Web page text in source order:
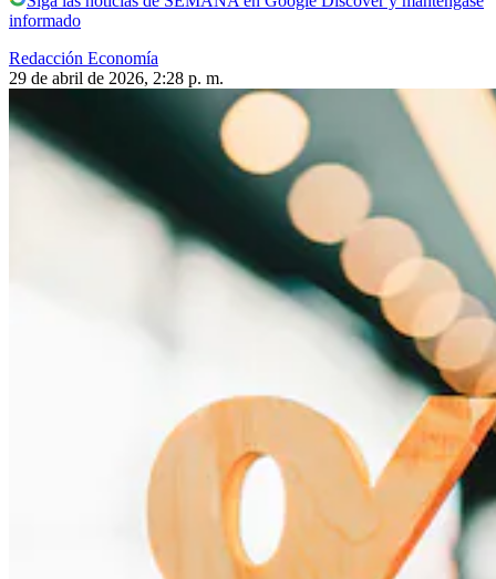
informado
Redacción Economía
29 de abril de 2026, 2:28 p. m.